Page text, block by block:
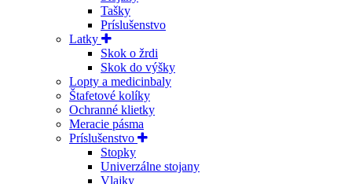
Tašky
Príslušenstvo
Latky
Skok o žrdi
Skok do výšky
Lopty a medicinbaly
Štafetové kolíky
Ochranné klietky
Meracie pásma
Príslušenstvo
Stopky
Univerzálne stojany
Vlajky